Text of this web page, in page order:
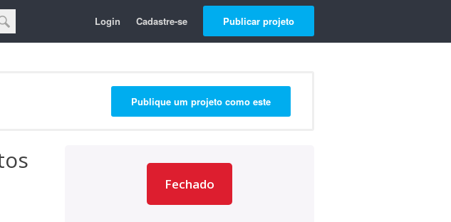
Login Cadastre-se Publicar projeto
Publique um projeto como este
Fechado